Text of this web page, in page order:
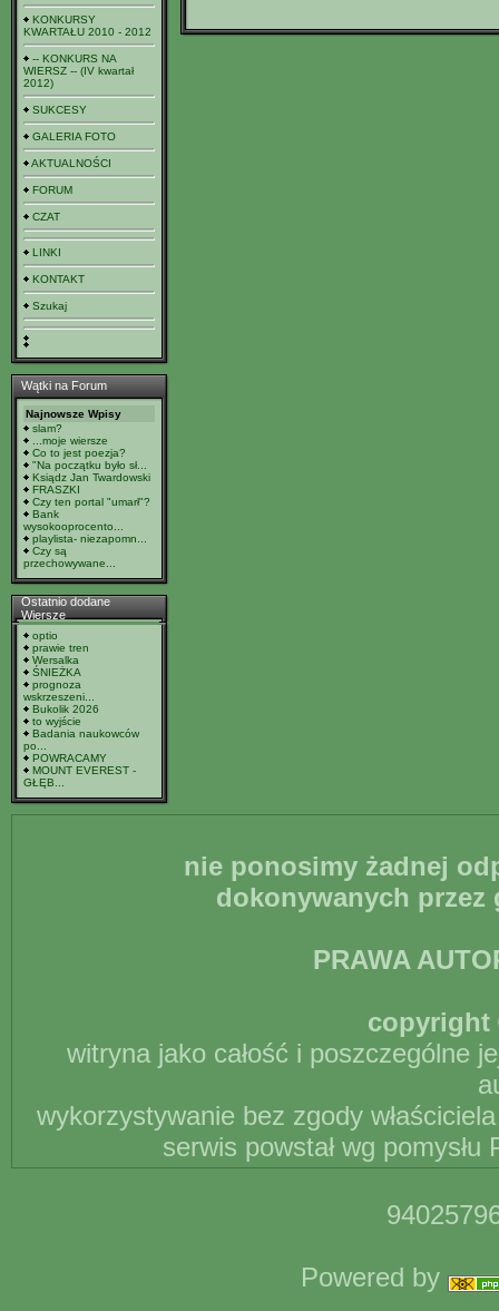
KONKURSY
KWARTAŁU 2010 - 2012
-- KONKURS NA
WIERSZ -- (IV kwartał
2012)
SUKCESY
GALERIA FOTO
AKTUALNOŚCI
FORUM
CZAT
LINKI
KONTAKT
Szukaj
Wątki na Forum
Najnowsze Wpisy
slam?
...moje wiersze
Co to jest poezja?
"Na początku było sł...
Ksiądz Jan Twardowski
FRASZKI
Czy ten portal "umarł"?
Bank
wysokooprocento...
playlista- niezapomn...
Czy są
przechowywane...
Ostatnio dodane
Wiersze
optio
prawie tren
Wersalka
ŚNIEŻKA
prognoza
wskrzeszeni...
Bukolik 2026
to wyjście
Badania naukowców
po...
POWRACAMY
MOUNT EVEREST -
GŁĘB...
nie ponosimy żadnej
dokonywanych
PRAWA
copyright
witryna jako całość i poszczególne
wykorzystywanie bez zgody
serwis powstał wg
Powered by